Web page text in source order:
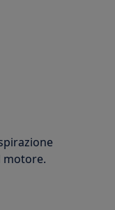
motore.